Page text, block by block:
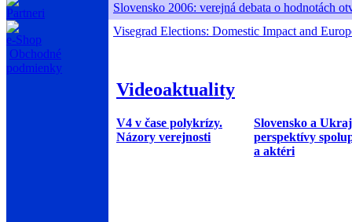
Partneri
e-Shop
Obchodné
podmienky
Slovensko 2006: verejná debata o hodnotách
Visegrad Elections: Domestic Impact and
Videoaktuality
V4 v čase polykrízy.
Názory verejnosti
Slovensko a
perspektívy
a aktéri